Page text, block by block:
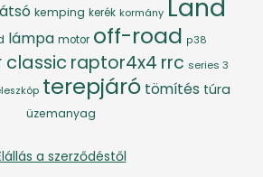
kemping kerék kormány Land
lámpa motor off-road p38
raptor4x4 rrc series 3
terepjáró tömítés túra
üzemanyag
a szerződéstől